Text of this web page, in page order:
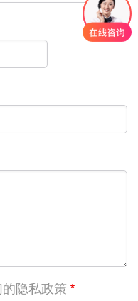
隐私政策